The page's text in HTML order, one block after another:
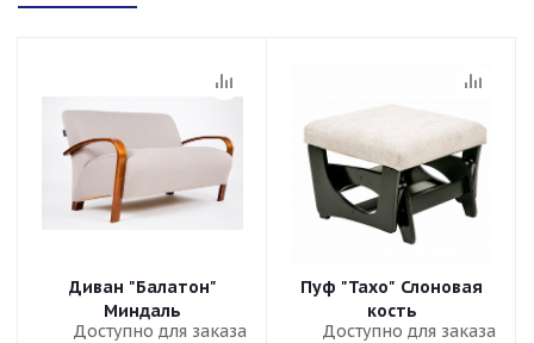
Диван "Балатон"
Миндаль
Доступно для заказа
Пуф "Тахо" Слоновая
кость
Доступно для заказа